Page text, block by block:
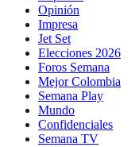
Opinión
Impresa
Jet Set
Elecciones 2026
Foros Semana
Mejor Colombia
Semana Play
Mundo
Confidenciales
Semana TV